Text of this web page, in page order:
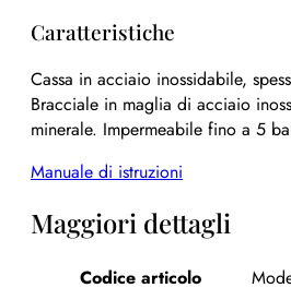
Caratteristiche
Cassa in acciaio inossidabile,
Bracciale in maglia di acciaio
minerale. Impermeabile fino a 5
Manuale di istruzioni
Maggiori dettagli
Codice articolo